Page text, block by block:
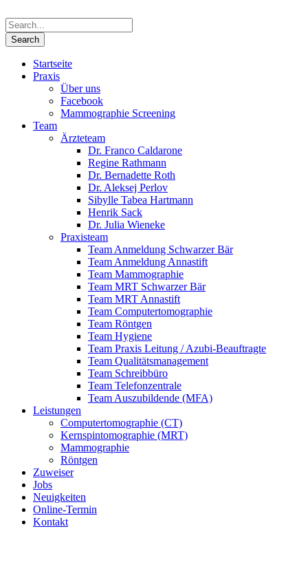
Startseite
Praxis
Über uns
Facebook
Mammographie Screening
Team
Ärzteteam
Dr. Franco Caldarone
Regine Rathmann
Dr. Bernadette Roth
Dr. Aleksej Perlov
Sibylle Tabea Hartmann
Henrik Sack
Dr. Julia Wieneke
Praxisteam
Team Anmeldung Schwarzer Bär
Team Anmeldung Annastift
Team Mammographie
Team MRT Schwarzer Bär
Team MRT Annastift
Team Computertomographie
Team Röntgen
Team Hygiene
Team Praxis Leitung / Azubi-Beauftragte
Team Qualitätsmanagement
Team Schreibbüro
Team Telefonzentrale
Team Auszubildende (MFA)
Leistungen
Computertomographie (CT)
Kernspintomographie (MRT)
Mammographie
Röntgen
Zuweiser
Jobs
Neuigkeiten
Online-Termin
Kontakt